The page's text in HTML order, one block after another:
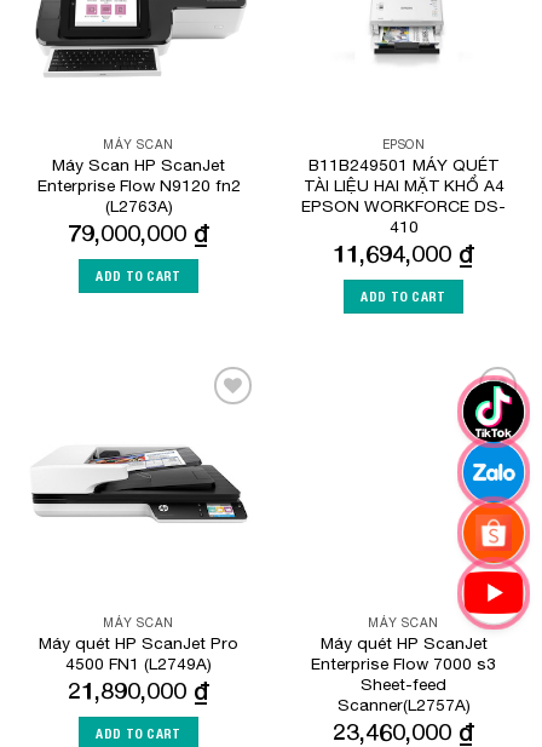
MÁY SCAN
Máy Scan HP ScanJet
Enterprise Flow N9120 fn2
(L2763A)
79,000,000 ₫
ADD TO CART
EPSON
B11B249501 MÁY QUÉT
TÀI LIỆU HAI MẶT KHỔ A4
EPSON WORKFORCE DS-
410
11,694,000 ₫
ADD TO CART
MÁY SCAN
Máy quét HP ScanJet Pro
4500 FN1 (L2749A)
21,890,000 ₫
ADD TO CART
Add to
Wishlist
MÁY SCAN
Máy quét HP ScanJet
Enterprise Flow 7000 s3
Sheet-feed
Scanner(L2757A)
23,460,000 ₫